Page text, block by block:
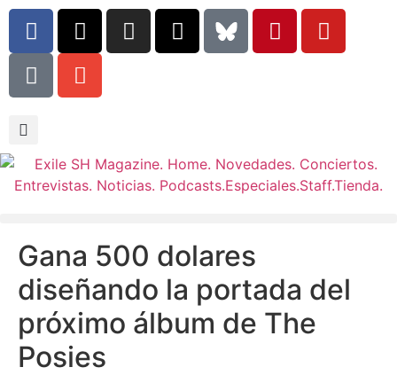
Gana 500 dolares
diseñando la portada del
próximo álbum de The
Posies